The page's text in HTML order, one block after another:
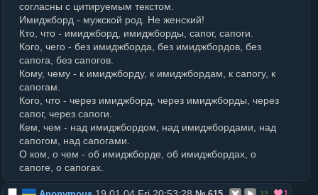
согласны с цитируемым текстом.
Имиджборд - мужской род. Не женский!
Кто, что - имиджборд, имиджборды, сапог, сапоги.
Кого, чего - без имиджборда, без имиджбордов, без
сапога, без сапогов.
Кому, чему - к имиджборду, к имиджбордам, к сапогу, к
сапогам.
Кого, что - через имиджборд, через имиджборды, через
сапог, через сапоги.
Кем, чем - над имиджбордом, над имиджбордами, над
сапогом, над сапогами.
О ком, о чем - об имиджборде, об имиджбордах, о
сапоге, о сапогах.